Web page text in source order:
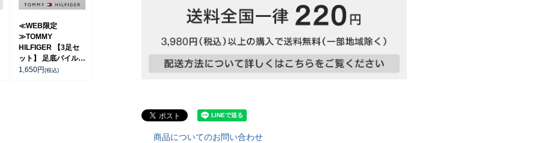
≪WEB限定
≫TOMMY
HILFIGER 【3足セ
ット】 足底パイル
スニーカー丈ソック
1,650円(税込)
商品についてのお問い合わせ